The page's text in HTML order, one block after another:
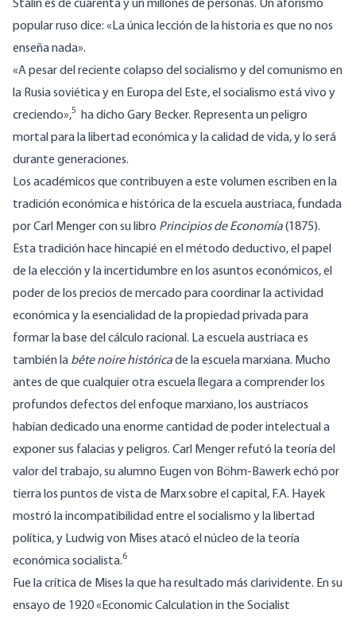
Stalin es de cuarenta y un millones de personas. Un aforismo
popular ruso dice: «La única lección de la historia es que no nos
enseña nada».
«A pesar del reciente colapso del socialismo y del comunismo en
la Rusia soviética y en Europa del Este, el socialismo está vivo y
creciendo»,5
ha dicho Gary Becker. Representa un peligro
mortal para la libertad económica y la calidad de vida, y lo será
durante generaciones.
Los académicos que contribuyen a este volumen escriben en la
tradición económica e histórica de la escuela austriaca, fundada
por Carl Menger con su libro Principios de Economía(1875).
Esta tradición hace hincapié en el método deductivo, el papel
de la elección y la incertidumbre en los asuntos económicos, el
poder de los precios de mercado para coordinar la actividad
económica y la esencialidad de la propiedad privada para
formar la base del cálculo racional. La escuela austriaca es
también la bête noire históricade la escuela marxiana. Mucho
antes de que cualquier otra escuela llegara a comprender los
profundos defectos del enfoque marxiano, los austriacos
habían dedicado una enorme cantidad de poder intelectual a
exponer sus falacias y peligros. Carl Menger refutó la teoría del
valor del trabajo, su alumno Eugen von Böhm-Bawerk echó por
tierra los puntos de vista de Marx sobre el capital, F.A. Hayek
mostró la incompatibilidad entre el socialismo y la libertad
política, y Ludwig von Mises atacó el núcleo de la teoría
económica socialista.6
Fue la crítica de Mises la que ha resultado más clarividente. En su
ensayo de 1920 « Economic Calculation in the Socialist